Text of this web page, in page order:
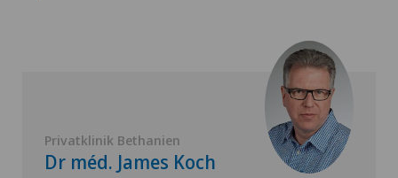
Privatklinik Bethanien
Dr méd. James Koch